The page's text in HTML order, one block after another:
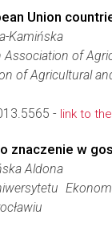
Union
Kamińska
Association of
of Agricultural
- link to
znaczenie w
Aldona